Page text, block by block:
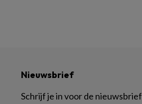
Nieuwsbrief
Schrijf je in voor de nieuwsbrief